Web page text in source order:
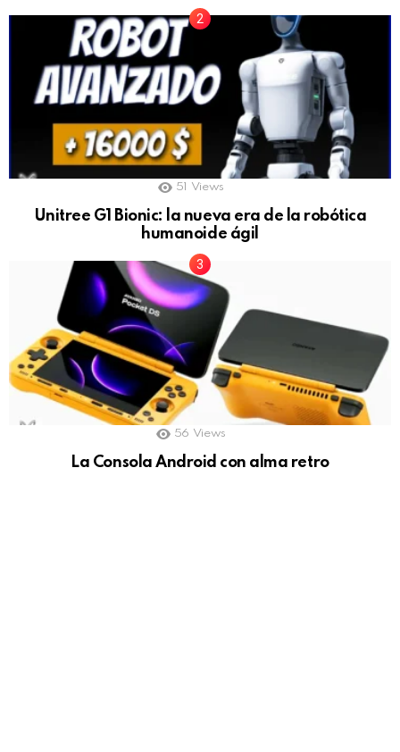
51 Views
Unitree G1 Bionic: la nueva era de la robótica
humanoide ágil
56 Views
La Consola Android con alma retro